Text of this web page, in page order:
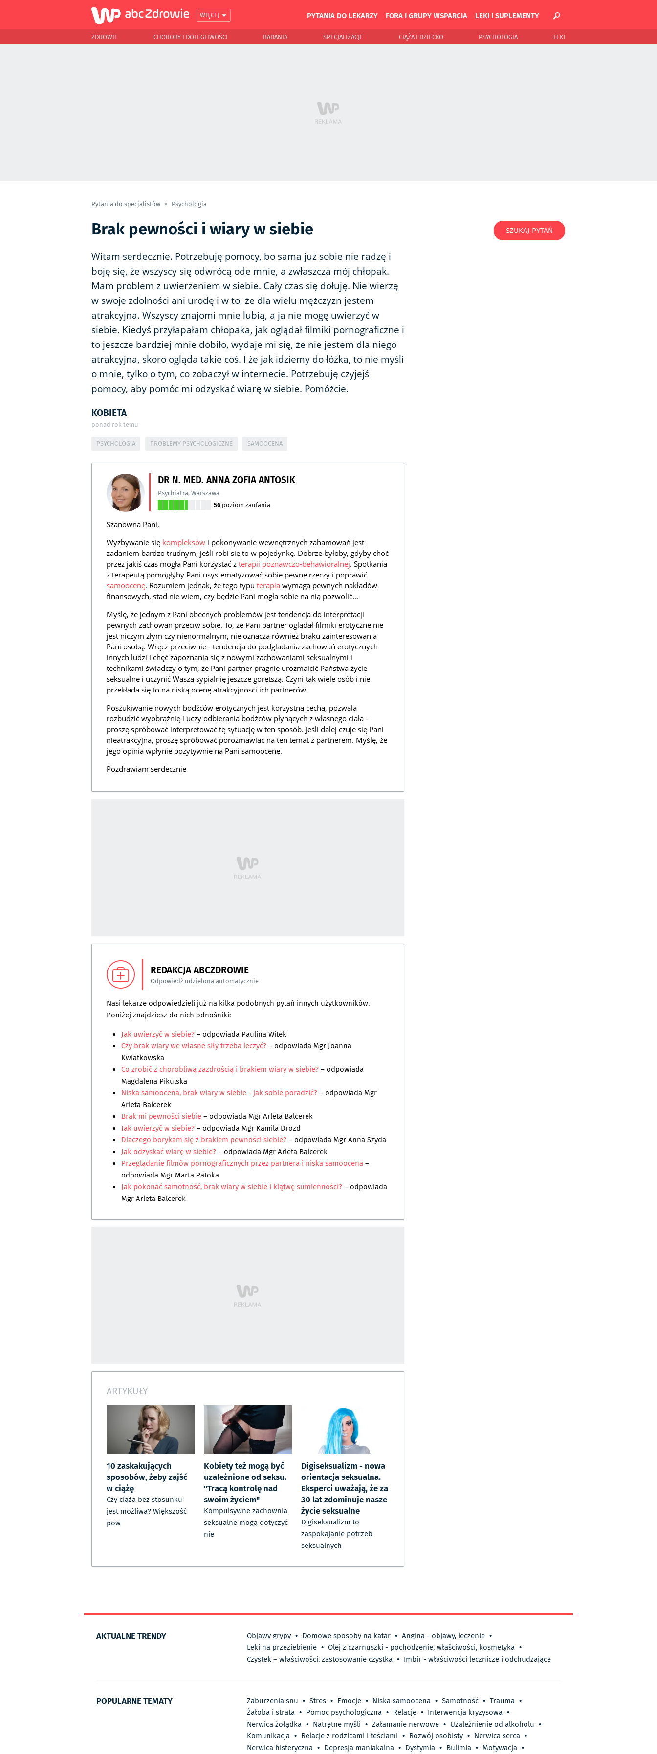
WIĘCEJ PYTANIA DO LEKARZY FORA I GRUPY WSPARCIA LEKI I SUPLEMENTY
ZDROWIE CHOROBY I DOLEGLIWOŚCI BADANIA SPECJALIZACJE CIĄŻA I DZIECKO PSYCHOLOGIA LEKI
Pytania do specjalistów Psychologia
Brak pewności i wiary w siebie
Witam serdecznie. Potrzebuję pomocy, bo sama już sobie nie radzę i
boję się, że wszyscy się odwrócą ode mnie, a zwłaszcza mój chłopak.
Mam problem z uwierzeniem w siebie. Cały czas się dołuję. Nie wierzę
w swoje zdolności ani urodę i w to, że dla wielu mężczyzn jestem
atrakcyjna. Wszyscy znajomi mnie lubią, a ja nie mogę uwierzyć w
siebie. Kiedyś przyłapałam chłopaka, jak oglądał filmiki pornograficzne i
to jeszcze bardziej mnie dobiło, wydaje mi się, że nie jestem dla niego
atrakcyjna, skoro ogląda takie coś. I że jak idziemy do łóżka, to nie myśli
o mnie, tylko o tym, co zobaczył w internecie. Potrzebuję czyjejś
pomocy, aby pomóc mi odzyskać wiarę w siebie. Pomóżcie.
KOBIETA
ponad rok temu
PSYCHOLOGIA PROBLEMY PSYCHOLOGICZNE SAMOOCENA
DR N. MED. ANNA ZOFIA ANTOSIK
Psychiatra,Warszawa
56 poziom zaufania
Szanowna Pani,
Wyzbywanie się kompleksów i pokonywanie wewnętrznych zahamowań jest
zadaniem bardzo trudnym, jeśli robi się to w pojedynkę. Dobrze byłoby, gdyby choć
przez jakiś czas mogła Pani korzystać z terapii poznawczo-behawioralnej. Spotkania
z terapeutą pomogłyby Pani usystematyzować sobie pewne rzeczy i poprawić
samoocenę. Rozumiem jednak, że tego typu terapia wymaga pewnych nakładów
finansowych, stad nie wiem, czy będzie Pani mogła sobie na nią pozwolić...
Myślę, że jednym z Pani obecnych problemów jest tendencja do interpretacji
pewnych zachowań przeciw sobie. To, że Pani partner oglądał filmiki erotyczne nie
jest niczym złym czy nienormalnym, nie oznacza również braku zainteresowania
Pani osobą. Wręcz przeciwnie - tendencja do podgladania zachowań erotycznych
innych ludzi i chęć zapoznania się z nowymi zachowaniami seksualnymi i
technikami świadczy o tym, że Pani partner pragnie urozmaicić Państwa życie
seksualne i uczynić Waszą sypialnię jeszcze gorętszą. Czyni tak wiele osób i nie
przekłada się to na niską ocenę atrakcyjnosci ich partnerów.
Poszukiwanie nowych bodźców erotycznych jest korzystną cechą, pozwala
rozbudzić wyobraźnię i uczy odbierania bodźców płynących z własnego ciała -
proszę spróbować interpretować tę sytuację w ten sposób. Jeśli dalej czuje się Pani
nieatrakcyjna, proszę spróbować porozmawiać na ten temat z partnerem. Myślę, że
jego opinia wpłynie pozytywnie na Pani samoocenę.
Pozdrawiam serdecznie
REDAKCJA ABCZDROWIE
Odpowiedź udzielona automatycznie
Nasi lekarze odpowiedzieli już na kilka podobnych pytań innych użytkowników.
Poniżej znajdziesz do nich odnośniki:
Jak uwierzyć w siebie?– odpowiada Paulina Witek
Czy brak wiary we własne siły trzeba leczyć?– odpowiada Mgr Joanna
Kwiatkowska
Co zrobić z chorobliwą zazdrością i brakiem wiary w siebie?– odpowiada
Magdalena Pikulska
Niska samoocena, brak wiary w siebie - jak sobie poradzić?– odpowiada Mgr
Arleta Balcerek
Brak mi pewności siebie– odpowiada Mgr Arleta Balcerek
Jak uwierzyć w siebie?– odpowiada Mgr Kamila Drozd
Dlaczego borykam się z brakiem pewności siebie?– odpowiada Mgr Anna Szyda
Jak odzyskać wiarę w siebie?– odpowiada Mgr Arleta Balcerek
Przeglądanie filmów pornograficznych przez partnera i niska samoocena–
odpowiada Mgr Marta Patoka
Jak pokonać samotność, brak wiary w siebie i klątwę sumienności?– odpowiada
Mgr Arleta Balcerek
ARTYKUŁY
10 zaskakujących
sposobów, żeby zajść
w ciążę
Czy ciąża bez stosunku
jest możliwa? Większość
pow
Kobiety też mogą być
uzależnione od seksu.
"Tracą kontrolę nad
swoim życiem"
Kompulsywne zachownia
seksualne mogą dotyczyć
nie
Digiseksualizm - nowa
orientacja seksualna.
Eksperci uważają, że za
30 lat zdominuje nasze
życie seksualne
Digiseksualizm to
zaspokajanie potrzeb
seksualnych
SZUKAJ PYTAŃ
AKTUALNE TRENDY Objawy grypy • Domowe sposoby na katar • Angina - objawy, leczenie •
Leki na przeziębienie • Olej z czarnuszki - pochodzenie, właściwości, kosmetyka •
Czystek – właściwości, zastosowanie czystka • Imbir - właściwości lecznicze i odchudzające
POPULARNE TEMATY Zaburzenia snu • Stres • Emocje • Niska samoocena • Samotność • Trauma •
Żałoba i strata • Pomoc psychologiczna • Relacje • Interwencja kryzysowa •
Nerwica żołądka • Natrętne myśli • Załamanie nerwowe • Uzależnienie od alkoholu •
Komunikacja • Relacje z rodzicami i teściami • Rozwój osobisty • Nerwica serca •
Nerwica histeryczna • Depresja maniakalna • Dystymia • Bulimia • Motywacja •